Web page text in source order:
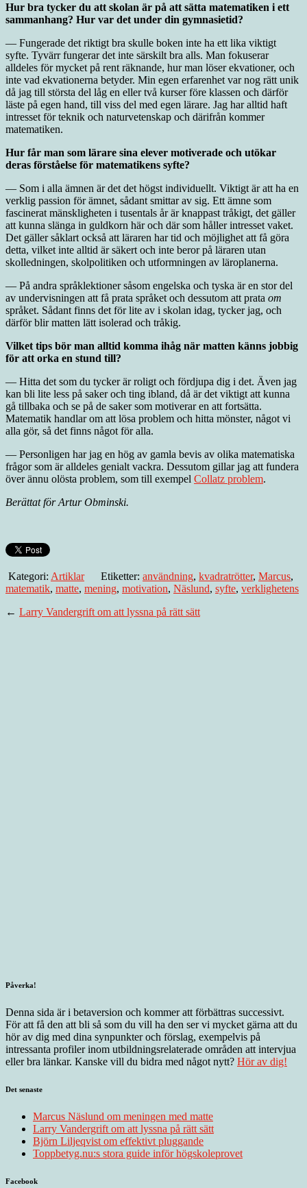
Hur bra tycker du att skolan är på att sätta matematiken i ett
sammanhang? Hur var det under din gymnasietid?
— Fungerade det riktigt bra skulle boken inte ha ett lika viktigt
syfte. Tyvärr fungerar det inte särskilt bra alls. Man fokuserar
alldeles för mycket på rent räknande, hur man löser ekvationer, och
inte vad ekvationerna betyder. Min egen erfarenhet var nog rätt unik
då jag till största del låg en eller två kurser före klassen och därför
läste på egen hand, till viss del med egen lärare. Jag har alltid haft
intresset för teknik och naturvetenskap och därifrån kommer
matematiken.
Hur får man som lärare sina elever motiverade och utökar
deras förståelse för matematikens syfte?
— Som i alla ämnen är det det högst individuellt. Viktigt är att ha en
verklig passion för ämnet, sådant smittar av sig. Ett ämne som
fascinerat mänskligheten i tusentals år är knappast tråkigt, det gäller
att kunna slänga in guldkorn här och där som håller intresset vaket.
Det gäller såklart också att läraren har tid och möjlighet att få göra
detta, vilket inte alltid är säkert och inte beror på läraren utan
skolledningen, skolpolitiken och utformningen av läroplanerna.
— På andra språklektioner såsom engelska och tyska är en stor del
av undervisningen att få prata språket och dessutom att prata om
språket. Sådant finns det för lite av i skolan idag, tycker jag, och
därför blir matten lätt isolerad och tråkig.
Vilket tips bör man alltid komma ihåg när matten känns jobbig
för att orka en stund till?
— Hitta det som du tycker är roligt och fördjupa dig i det. Även jag
kan bli lite less på saker och ting ibland, då är det viktigt att kunna
gå tillbaka och se på de saker som motiverar en att fortsätta.
Matematik handlar om att lösa problem och hitta mönster, något vi
alla gör, så det finns något för alla.
— Personligen har jag en hög av gamla bevis av olika matematiska
frågor som är alldeles genialt vackra. Dessutom gillar jag att fundera
över ännu olösta problem, som till exempel Collatz problem.
Berättat för Artur Obminski.
Kategori: Artiklar Etiketter: användning, kvadratrötter, Marcus,
matematik, matte, mening, motivation, Näslund, syfte, verklighetens
← Larry Vandergrift om att lyssna på rätt sätt
Påverka!
Denna sida är i betaversion och kommer att förbättras successivt.
För att få den att bli så som du vill ha den ser vi mycket gärna att du
hör av dig med dina synpunkter och förslag, exempelvis på
intressanta profiler inom utbildningsrelaterade områden att intervjua
eller bra länkar. Kanske vill du bidra med något nytt? Hör av dig!
Det senaste
Marcus Näslund om meningen med matte
Larry Vandergrift om att lyssna på rätt sätt
Björn Liljeqvist om effektivt pluggande
Toppbetyg.nu:s stora guide inför högskoleprovet
Facebook